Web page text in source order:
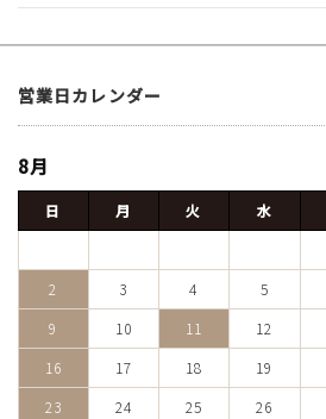
営業日カレンダー
8月
日 月 火 水
2
3 4 5
9
10 11 12
16
17 18 19
23
24 25 26